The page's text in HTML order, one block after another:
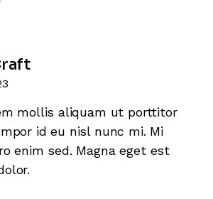
mollis aliquam ut porttitor
id eu nisl nunc mi. Mi
enim sed. Magna eget est